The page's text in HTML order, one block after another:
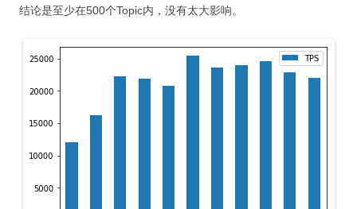
结论是至少在500个Topic内，没有太大影响。